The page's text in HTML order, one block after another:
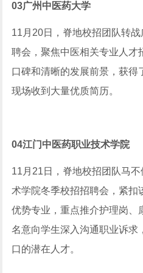
03广州中医药大学
11月20日，脊地校招团队转
聘会，聚焦中医相关专业人才
口碑和清晰的发展前景，获得
现场收到大量优质简历。
04江门中医药职业技术学院
11月21日，脊地校招团队马
术学院冬季校招招聘会，紧扣
优势专业，重点推介护理岗、
名意向学生深入沟通职业诉求
口的潜在人才。